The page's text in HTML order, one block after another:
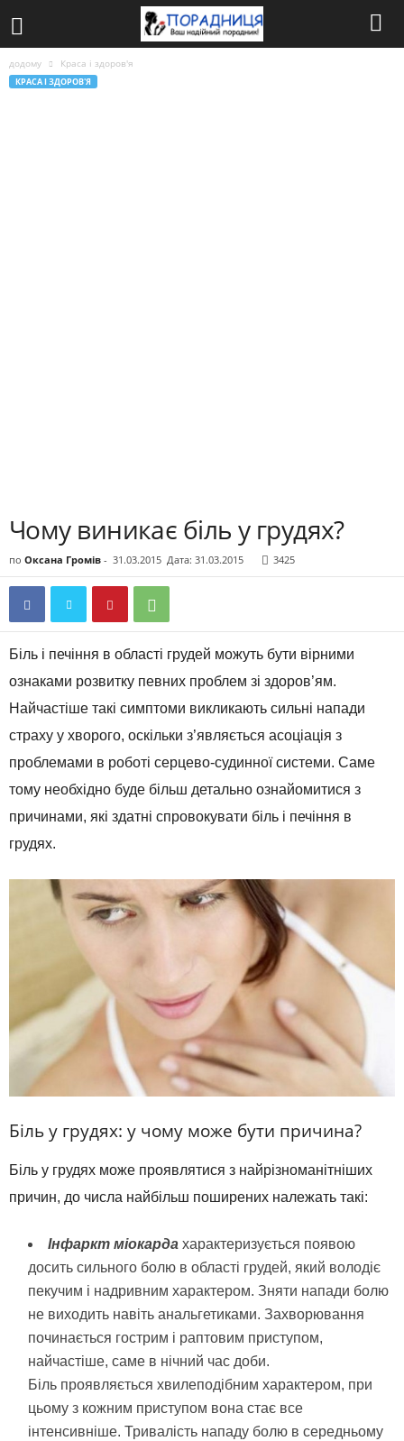
додому Краса і здоров'я
КРАСА І ЗДОРОВ'Я
Чому виникає біль у грудях?
по Оксана Громів - 31.03.2015 Дата: 31.03.2015 3425
Біль і печіння в області грудей можуть бути вірними
ознаками розвитку певних проблем зі здоров’ям.
Найчастіше такі симптоми викликають сильні напади
страху у хворого, оскільки з’являється асоціація з
проблемами в роботі серцево-судинної системи. Саме
тому необхідно буде більш детально ознайомитися з
причинами, які здатні спровокувати біль і печіння в
грудях.
Біль у грудях: у чому може бути причина?
Біль у грудях може проявлятися з найрізноманітніших
причин, до числа найбільш поширених належать такі:
Інфаркт міокарда характеризується появою
досить сильного болю в області грудей, який володіє
пекучим і надривним характером. Зняти напади болю
не виходить навіть анальгетиками. Захворювання
починається гострим і раптовим приступом,
найчастіше, саме в нічний час доби.
Біль проявляється хвилеподібним характером, при
цьому з кожним приступом вона стає все
інтенсивніше. Тривалість нападу болю в середньому